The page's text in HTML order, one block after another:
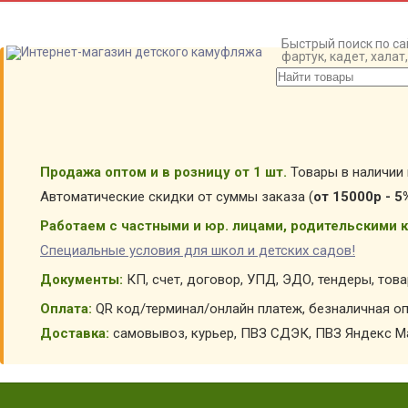
Быстрый поиск по
фартук, кадет,
Продажа оптом и в розницу от 1 шт. Товары в наличии
Автоматические скидки от суммы заказа (от 15000р -
Работаем с частными и юр. лицами, родительскими
Специальные условия для школ и детских садов!
Документы: КП, счет, договор, УПД, ЭДО, тендеры,
Оплата: QR код/терминал/онлайн платеж, безналичная
Доставка: самовывоз, курьер, ПВЗ СДЭК, ПВЗ Яндекс